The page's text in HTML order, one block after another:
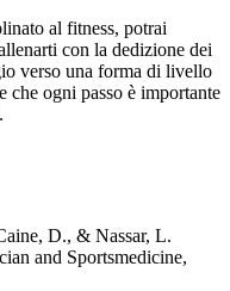
al fitness, potrai
con la dedizione dei
verso una forma di livello
che ogni passo è importante
D., & Nassar, L.
and Sportsmedicine,